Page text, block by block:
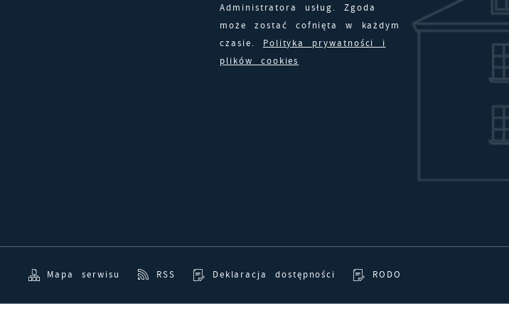
Administratora usług. Zgoda
może zostać cofnięta w każdym
czasie. Polityka prywatności i
plików cookies
Mapa serwisu RSS Deklaracja dostępności RODO
Dzięki tym plikom cookies możemy
jej do Twoich indywidualnych
funkcjonalne i personalizacyjne pliki
dostępność większej ilości funkcji na
Więcej
Cookies analityczne pozwalają na
Promocyjne pliki cookies służą do
komunikatów na podstawie analizy
Więcej